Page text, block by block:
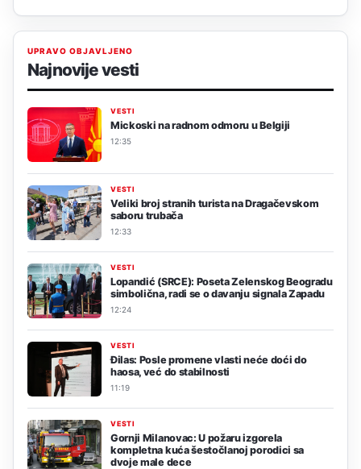
UPRAVO OBJAVLJENO
Najnovije vesti
VESTI
Mickoski na radnom odmoru u Belgiji
12:35
VESTI
Veliki broj stranih turista na Dragačevskom
saboru trubača
12:33
VESTI
Lopandić (SRCE): Poseta Zelenskog Beogradu
simbolična, radi se o davanju signala Zapadu
12:24
VESTI
Đilas: Posle promene vlasti neće doći do
haosa, već do stabilnosti
11:19
VESTI
Gornji Milanovac: U požaru izgorela
kompletna kuća šestočlanoj porodici sa
dvoje male dece